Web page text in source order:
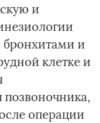
и
бронхитами и
клетке и
позвоночника,
операции